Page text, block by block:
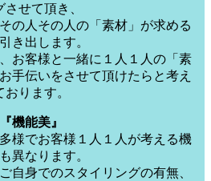
させて頂き、
の人その人の「素材」が求める
き出します。
お客様と一緒に１人１人の「素
手伝いをさせて頂けたらと考え
おります。
『機能美』
様でお客様１人１人が考える機
異なります。
自身でのスタイリングの有無、